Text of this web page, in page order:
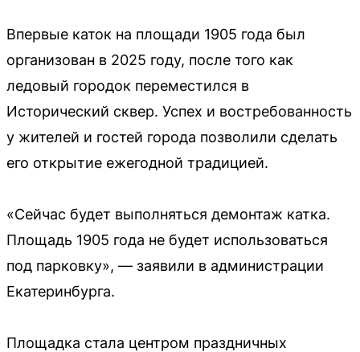
Впервые каток на площади 1905 года был
организован в 2025 году, после того как
ледовый городок переместился в
Исторический сквер. Успех и востребованность
у жителей и гостей города позволили сделать
его открытие ежегодной традицией.
«Сейчас будет выполняться демонтаж катка.
Площадь 1905 года не будет использоваться
под парковку», — заявили в администрации
Екатеринбурга.
Площадка стала центром праздничных